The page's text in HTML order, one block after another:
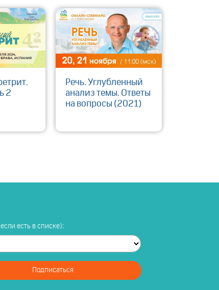
2
Речь. Углубленный
анализ темы. Ответы
на вопросы (2021)
есть в списке):
Подписаться